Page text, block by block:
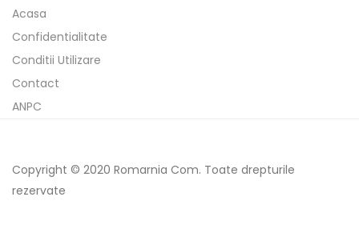
Acasa
Confidentialitate
Conditii Utilizare
Contact
ANPC
Copyright © 2020 Romarnia Com. Toate drepturile
rezervate